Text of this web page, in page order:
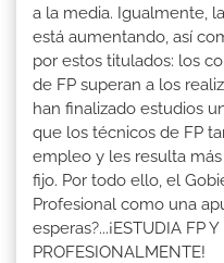
a la media. Igualmente,
está aumentando, así
por estos titulados: los
de FP superan a los
han finalizado estudios
que los técnicos de FP
empleo y les resulta
fijo. Por todo ello, el
Profesional como una
esperas?...¡ESTUDIA FP
PROFESIONALMENTE!